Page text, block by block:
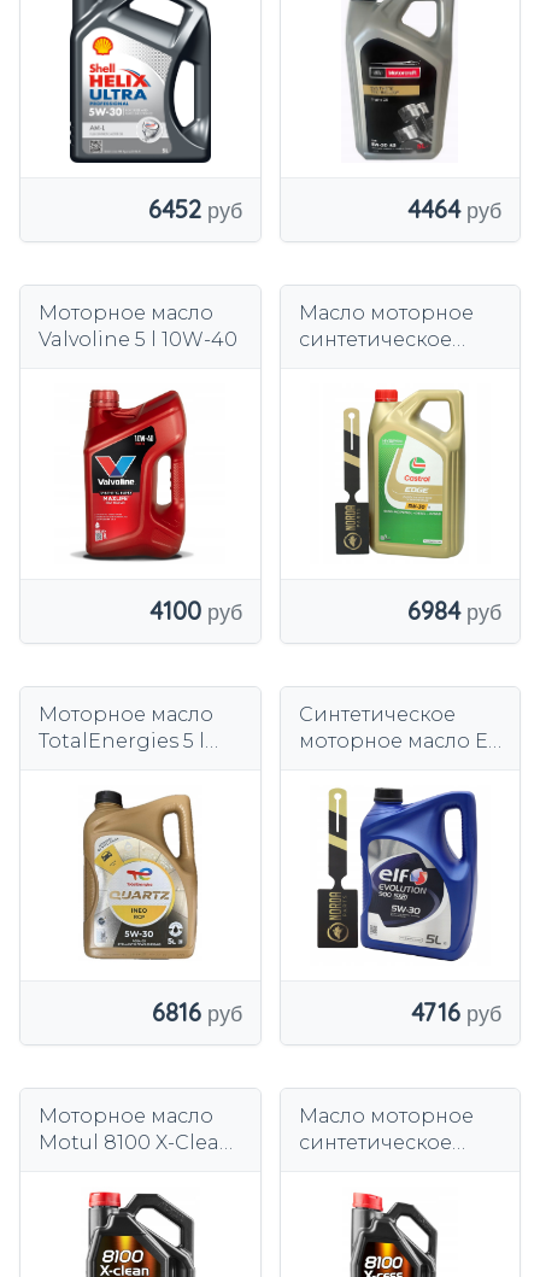
6452 4464
Моторное масло
Valvoline 5 l 10W-40
4100
Масло моторное
синтетическое
6984
Моторное масло
TotalEnergies 5 l
6816
Синтетическое
моторное масло Elf
4716
Моторное масло
Motul 8100 X-Clean
Масло моторное
синтетическое
5W-40 5 л